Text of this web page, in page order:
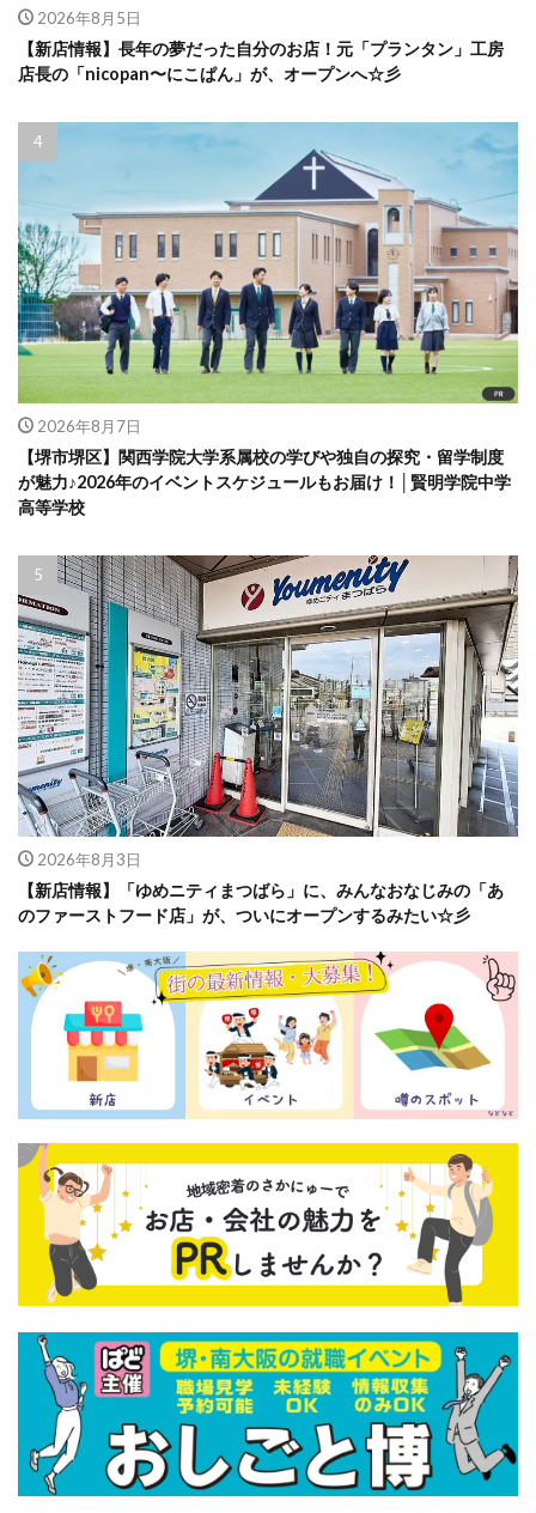
2026年8月5日
【新店情報】長年の夢だった自分のお店！元「プランタン」工房
店長の「nicopan〜にこぱん」が、オープンへ☆彡
2026年8月7日
【堺市堺区】関西学院大学系属校の学びや独自の探究・留学制度
が魅力♪2026年のイベントスケジュールもお届け！│賢明学院中学
高等学校
2026年8月3日
【新店情報】「ゆめニティまつばら」に、みんなおなじみの「あ
のファーストフード店」が、ついにオープンするみたい☆彡